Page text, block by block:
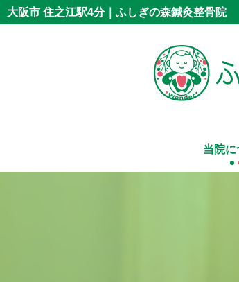
大阪市 住之江駅4分｜ふしぎの森鍼灸整骨院
当院に